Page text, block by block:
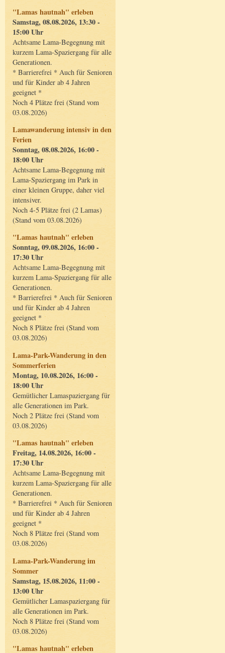
"Lamas hautnah" erleben
Samstag, 08.08.2026, 13:30 -
15:00 Uhr
Achtsame Lama-Begegnung mit
kurzem Lama-Spaziergang für alle
Generationen.
* Barrierefrei * Auch für Senioren
und für Kinder ab 4 Jahren
geeignet *
Noch 4 Plätze frei (Stand vom
03.08.2026)
Lamawanderung intensiv in den
Ferien
Sonntag, 08.08.2026, 16:00 -
18:00 Uhr
Achtsame Lama-Begegnung mit
Lama-Spaziergang im Park in
einer kleinen Gruppe, daher viel
intensiver.
Noch 4-5 Plätze frei (2 Lamas)
(Stand vom 03.08.2026)
"Lamas hautnah" erleben
Sonntag, 09.08.2026, 16:00 -
17:30 Uhr
Achtsame Lama-Begegnung mit
kurzem Lama-Spaziergang für alle
Generationen.
* Barrierefrei * Auch für Senioren
und für Kinder ab 4 Jahren
geeignet *
Noch 8 Plätze frei (Stand vom
03.08.2026)
Lama-Park-Wanderung in den
Sommerferien
Montag, 10.08.2026, 16:00 -
18:00 Uhr
Gemütlicher Lamaspaziergang für
alle Generationen im Park.
Noch 2 Plätze frei (Stand vom
03.08.2026)
"Lamas hautnah" erleben
Freitag, 14.08.2026, 16:00 -
17:30 Uhr
Achtsame Lama-Begegnung mit
kurzem Lama-Spaziergang für alle
Generationen.
* Barrierefrei * Auch für Senioren
und für Kinder ab 4 Jahren
geeignet *
Noch 8 Plätze frei (Stand vom
03.08.2026)
Lama-Park-Wanderung im
Sommer
Samstag, 15.08.2026, 11:00 -
13:00 Uhr
Gemütlicher Lamaspaziergang für
alle Generationen im Park.
Noch 8 Plätze frei (Stand vom
03.08.2026)
"Lamas hautnah" erleben